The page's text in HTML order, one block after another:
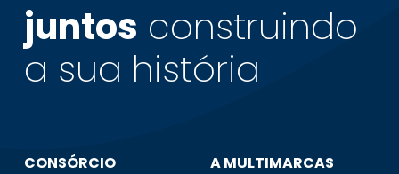
juntos construindo
a sua história
CONSÓRCIO A MULTIMARCAS